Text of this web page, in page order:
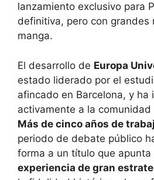
lanzamiento exclusivo para
definitiva, pero con grandes
manga.
El desarrollo de Europa
estado liderado por el
afincado en Barcelona, y ha
activamente a la
Más de cinco años de
periodo de debate público
forma a un título que apunta
experiencia de gran